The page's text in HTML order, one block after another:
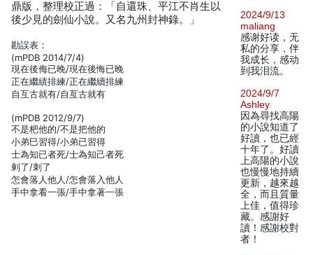
鼎版，整理校正過：「自還珠、平江不肖生以
後少見的劍仙小說。又名九州封神錄。」
勘誤表：
(mPDB 2014/7/4)
現在後侮已晚/現在後悔已晚
正在繼績排練/正在繼續排練
自互古就有/自亙古就有
(mPDB 2012/9/7)
不是杷他的/不是把他的
小弟巳習得/小弟已習得
士為知已者死/士為知己者死
剌了/刺了
怎會落人他人/怎會落入他人
手中拿看一張/手中拿著一張
2024/9/13
maliang
感谢好读，无
私的分享，伴
我成长，感动
到我泪流。
2024/9/7
Ashley
因為尋找高陽
的小說知道了
好讀，也已經
十年了。好讀
上高陽的小說
也慢慢地持續
更新，越來越
全，而且質量
上佳，值得珍
藏。感謝好
讀！感謝校對
者！